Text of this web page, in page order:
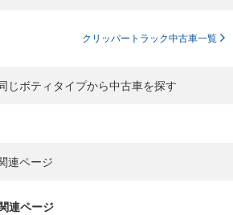
クリッパートラック中古車一覧
じボティタイプから中古車を探す
連ページ
連ページ